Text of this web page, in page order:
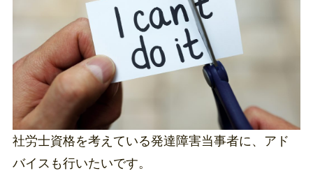
社労士資格を考えている発達障害当事者に、アド
バイスも行いたいです。